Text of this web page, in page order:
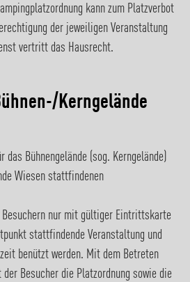
kann zum Platzverbot
der jeweiligen Veranstaltung
vertritt das Hausrecht.
Kerngelände
Bühnengelände (sog. Kerngelände)
Wiesen stattfindenen
Besuchern nur mit gültiger Eintrittskarte
stattfindende Veranstaltung und
benützt werden. Mit dem Betreten
Besucher die Platzordnung sowie die